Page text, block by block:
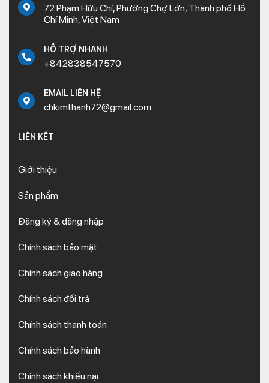
72 Phạm Hữu Chí, Phường Chợ Lớn, Thành phố Hồ
Chí Minh, Việt Nam
HỖ TRỢ NHANH
+842838547570
EMAIL LIÊN HỆ
chkimthanh72@gmail.com
LIÊN KẾT
Giới thiệu
Sản phẩm
Đăng ký & đăng nhập
Chính sách bảo mật
Chính sách giao hàng
Chính sách đổi trả
Chính sách thanh toán
Chính sách bảo hành
Chính sách khiếu nại